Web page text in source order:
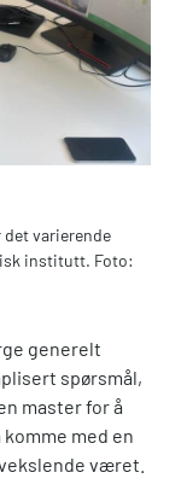
varierende
institutt. Foto:
generelt
spørsmål,
master for å
med en
været.